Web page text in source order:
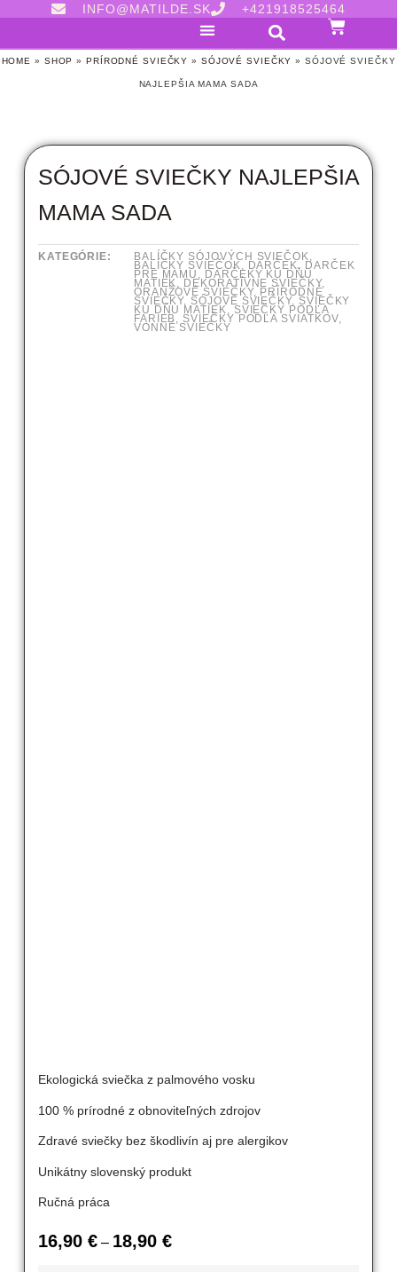
INFO@MATILDE.SK +421918525464
HOME » SHOP » PRÍRODNÉ SVIEČKY » SÓJOVÉ SVIEČKY »SÓJOVÉ SVIEČKY
NAJLEPŠIA MAMA SADA
SÓJOVÉ SVIEČKY NAJLEPŠIA
MAMA SADA
KATEGÓRIE: BALÍČKY SÓJOVÝCH SVIEČOK,
BALÍČKY SVIEČOK, DARČEK, DARČEK
PRE MAMU , DARČEKY KU DŇU
MATIEK, DEKORATÍVNE SVIEČKY,
ORANŽOVÉ SVIEČKY, PRÍRODNÉ
SVIEČKY, SÓJOVÉ SVIEČKY, SVIEČKY
KU DŇU MATIEK, SVIEČKY PODĽA
FARIEB, SVIEČKY PODĽA SVIATKOV,
VONNÉ SVIEČKY
Ekologická sviečka z palmového vosku
100 % prírodné z obnoviteľných zdrojov
Zdravé sviečky bez škodlivín aj pre alergikov
Unikátny slovenský produkt
Ručná práca
16,90 € – 18,90 €